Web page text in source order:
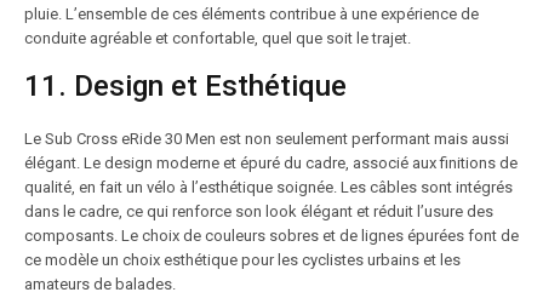
pluie. L’ensemble de ces éléments contribue à une expérience de
conduite agréable et confortable, quel que soit le trajet.
11. Design et Esthétique
Le Sub Cross eRide 30 Men est non seulement performant mais aussi
élégant. Le design moderne et épuré du cadre, associé aux finitions de
qualité, en fait un vélo à l’esthétique soignée. Les câbles sont intégrés
dans le cadre, ce qui renforce son look élégant et réduit l’usure des
composants. Le choix de couleurs sobres et de lignes épurées font de
ce modèle un choix esthétique pour les cyclistes urbains et les
amateurs de balades.